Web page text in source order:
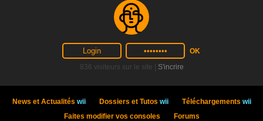
836 visiteurs sur le site | S'incrire
News et Actualités wii Dossiers et Tutos wii Téléchargements wii
Faites modifier vos consoles
Forums